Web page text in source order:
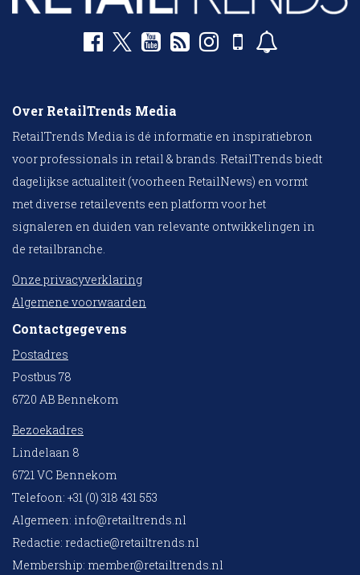
Over RetailTrends Media
RetailTrends Media is dé informatie en inspiratiebron
voor professionals in retail & brands. RetailTrends biedt
dagelijkse actualiteit (voorheen RetailNews) en vormt
met diverse retailevents een platform voor het
signaleren en duiden van relevante ontwikkelingen in
de retailbranche.
Onze privacyverklaring
Algemene voorwaarden
Contactgegevens
Postadres
Postbus 78
6720 AB Bennekom
Bezoekadres
Lindelaan 8
6721 VC Bennekom
Telefoon: +31 (0) 318 431 553
Algemeen: info@retailtrends.nl
Redactie: redactie@retailtrends.nl
Membership: member@retailtrends.nl